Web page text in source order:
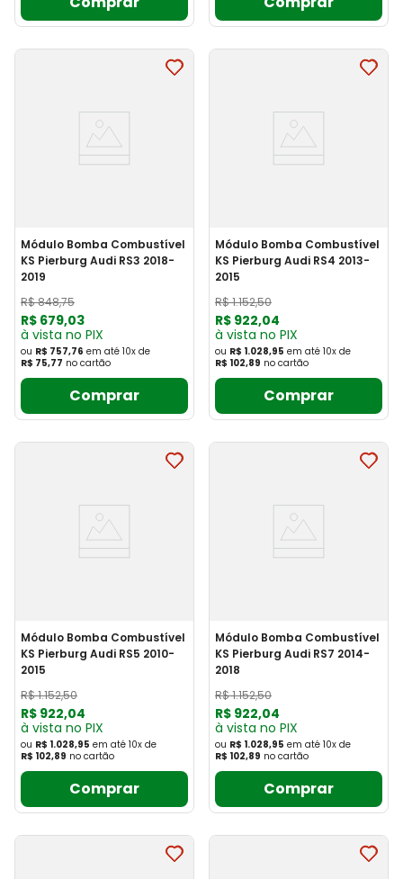
Módulo Bomba Combustível
KS Pierburg Audi RS3 2018-
2019
R$848,75
R$ 679,03
à vista no PIX
ou R$ 757,76 em até 10x de
R$ 75,77 no cartão
Comprar
Módulo Bomba Combustível
KS Pierburg Audi RS4 2013-
2015
R$1.152,50
R$ 922,04
à vista no PIX
ou R$ 1.028,95 em até 10x de
R$ 102,89 no cartão
Comprar
Módulo Bomba Combustível
KS Pierburg Audi RS5 2010-
2015
R$1.152,50
R$ 922,04
à vista no PIX
ou R$ 1.028,95 em até 10x de
R$ 102,89 no cartão
Comprar
Módulo Bomba Combustível
KS Pierburg Audi RS7 2014-
2018
R$1.152,50
R$ 922,04
à vista no PIX
ou R$ 1.028,95 em até 10x de
R$ 102,89 no cartão
Comprar